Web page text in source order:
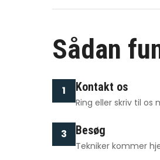
Sådan
1 Kontakt os
Ring eller skriv til os
3 Besøg
Tekniker kommer